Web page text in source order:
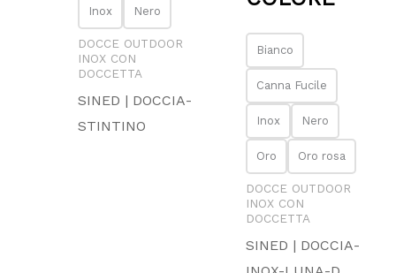
Inox Nero
DOCCE OUTDOOR
INOX CON
DOCCETTA
SINED | DOCCIA-
STINTINO
Bianco
Canna Fucile
Inox Nero
Oro Oro rosa
DOCCE OUTDOOR
INOX CON
DOCCETTA
SINED | DOCCIA-